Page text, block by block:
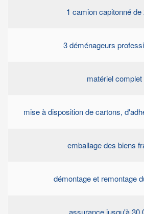
1 camion capitonné de
3 déménageurs
matériel complet
mise à disposition de cartons,
emballage des biens
démontage et remontage
assurance jusqu'à